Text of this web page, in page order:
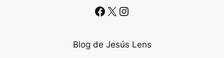
Facebook X Instagram
Blog de Jesús Lens